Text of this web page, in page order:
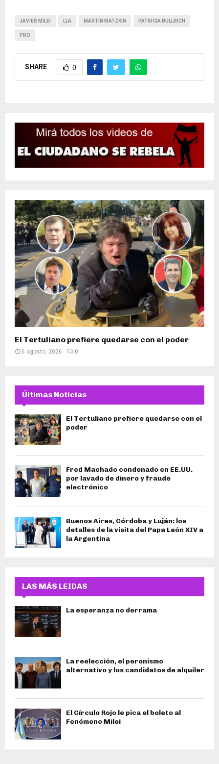
JAVIER MILEI LLA MARTÍN MATZKIN PATRICIA BULLRICH
PRO
SHARE 0
El Tertuliano prefiere quedarse con el poder
6 agosto, 2026 0
Últimas Noticias
El Tertuliano prefiere quedarse con el
poder
Fred Machado condenado en EE.UU.
por lavado de dinero y fraude
electrónico
Buenos Aires, Córdoba y Luján: los
detalles de la visita del Papa León XIV a
la Argentina
LAS MÁS LEIDAS
La esperanza no derrama
La reelección, el peronismo
alternativo y los candidatos de alquiler
El Círculo Rojo le pica el boleto al
Fenómeno Milei